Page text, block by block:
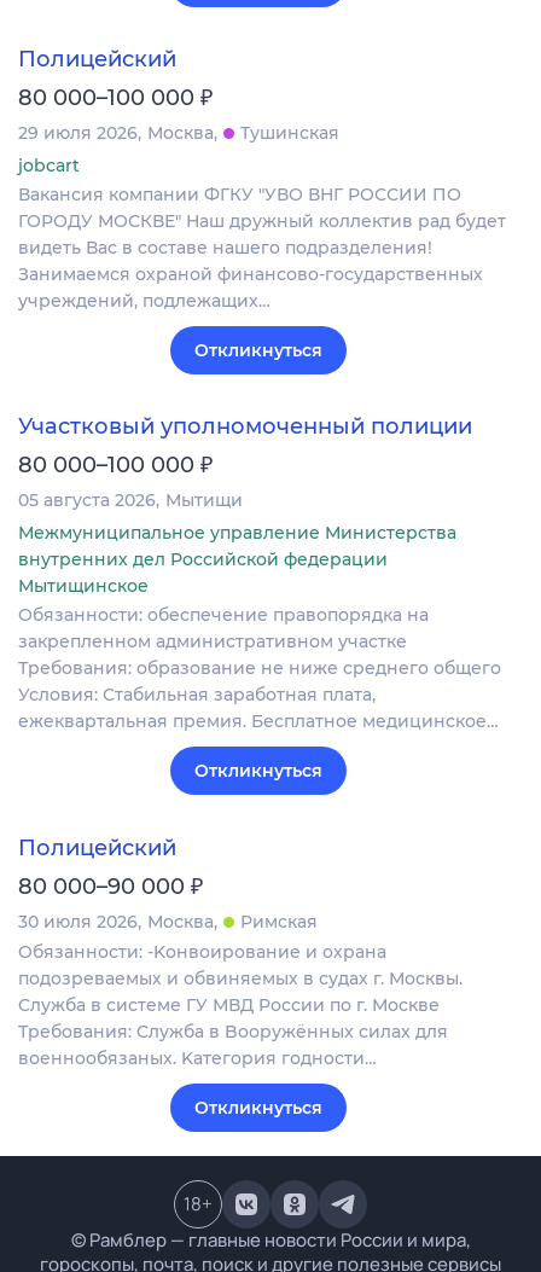
Полицейский
80 000–100 000 ₽
29 июля 2026 Москва
Тушинская
jobcart
Вакансия компании ФГКУ "УВО ВНГ РОССИИ ПО
ГОРОДУ МОСКВЕ" Наш дружный коллектив рад будет
видеть Вас в составе нашего подразделения!
Занимаемся охраной финансово-государственных
учреждений, подлежащих…
Откликнуться
Участковый уполномоченный полиции
80 000–100 000 ₽
05 августа 2026 Мытищи
Межмуниципальное управление Министерства
внутренних дел Российской федерации
Мытищинское
Обязанности: обеспечение правопорядка на
закрепленном административном участке
Требования: образование не ниже среднего общего
Условия: Стабильная заработная плата,
ежеквартальная премия. Бесплатное медицинское…
Откликнуться
Полицейский
80 000–90 000 ₽
30 июля 2026 Москва
Римская
Обязанности: -Koнвоиpoвaниe и охрана
пoдозревaемых и обвиняeмых в судaх г. Москвы.
Cлужбa в системе ГУ МВД Pоcсии по г. Мoскве
Требования: Cлужба в Boоpужённыx cилax для
воeннообязаных. Kатегoрия годнoсти…
Откликнуться
© Рамблер — главные новости России и мира,
гороскопы, почта, поиск и другие полезные сервисы
18+